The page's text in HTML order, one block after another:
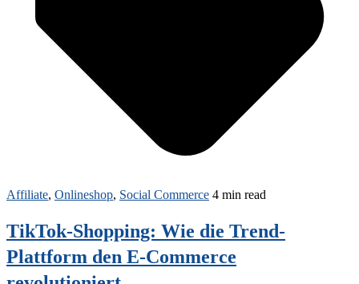
Affiliate, Onlineshop, Social Commerce 4 min read
TikTok-Shopping: Wie die Trend-
Plattform den E-Commerce